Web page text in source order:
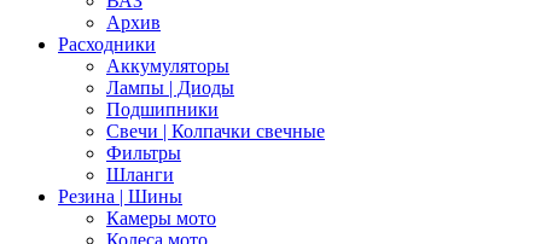
Архив
Расходники
Аккумуляторы
Лампы | Диоды
Подшипники
Свечи | Колпачки свечные
Фильтры
Шланги
Резина | Шины
Камеры мото
Колеса мото